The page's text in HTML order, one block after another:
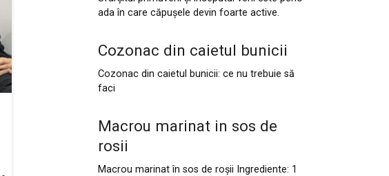
ada în care căpușele devin foarte active.
Cozonac din caietul bunicii
Cozonac din caietul bunicii: ce nu trebuie să
faci
Macrou marinat in sos de
rosii
Macrou marinat în sos de roșii Ingrediente: 1